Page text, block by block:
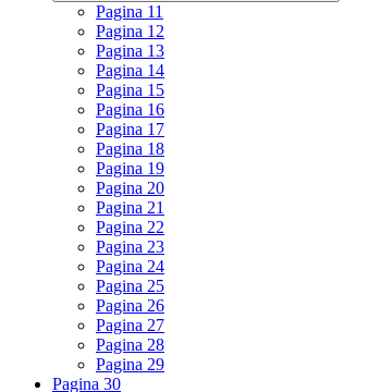
Pagina 11
Pagina 12
Pagina 13
Pagina 14
Pagina 15
Pagina 16
Pagina 17
Pagina 18
Pagina 19
Pagina 20
Pagina 21
Pagina 22
Pagina 23
Pagina 24
Pagina 25
Pagina 26
Pagina 27
Pagina 28
Pagina 29
Pagina 30